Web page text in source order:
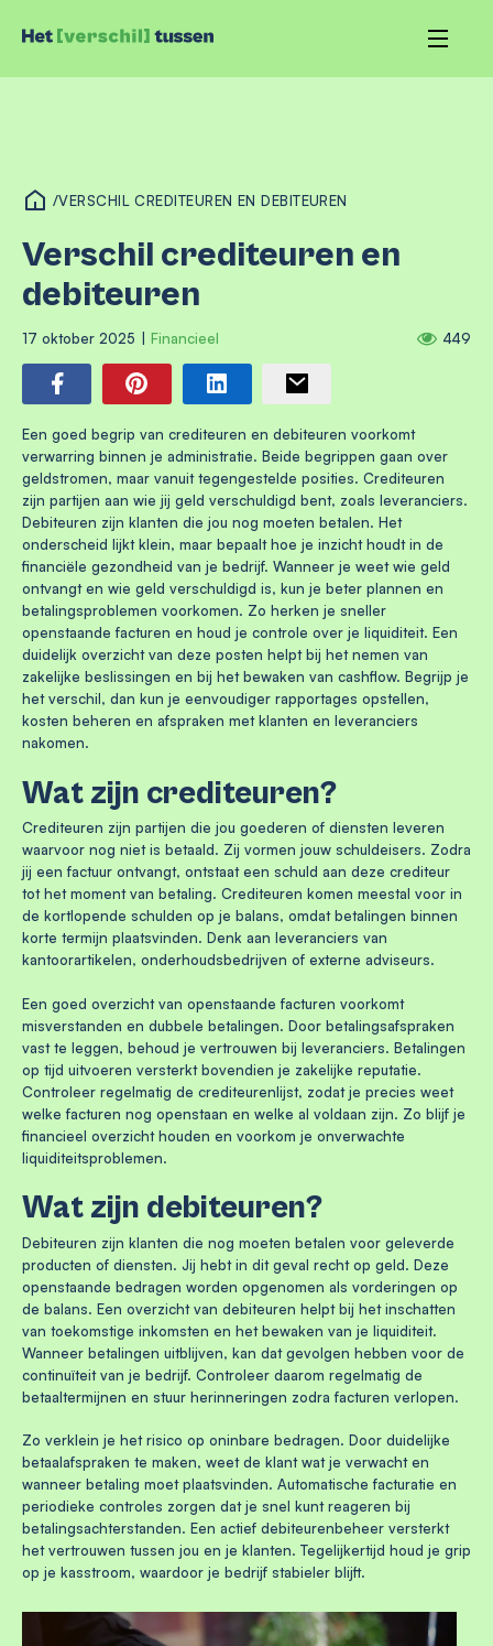
/VERSCHIL CREDITEUREN EN DEBITEUREN
Verschil crediteuren en
debiteuren
17 oktober 2025 Financieel 449
Een goed begrip van crediteuren en debiteuren voorkomt
verwarring binnen je administratie. Beide begrippen gaan over
geldstromen, maar vanuit tegengestelde posities. Crediteuren
zijn partijen aan wie jij geld verschuldigd bent, zoals leveranciers.
Debiteuren zijn klanten die jou nog moeten betalen. Het
onderscheid lijkt klein, maar bepaalt hoe je inzicht houdt in de
financiële gezondheid van je bedrijf. Wanneer je weet wie geld
ontvangt en wie geld verschuldigd is, kun je beter plannen en
betalingsproblemen voorkomen. Zo herken je sneller
openstaande facturen en houd je controle over je liquiditeit. Een
duidelijk overzicht van deze posten helpt bij het nemen van
zakelijke beslissingen en bij het bewaken van cashflow. Begrijp je
het verschil, dan kun je eenvoudiger rapportages opstellen,
kosten beheren en afspraken met klanten en leveranciers
nakomen.
Wat zijn crediteuren?
Crediteuren zijn partijen die jou goederen of diensten leveren
waarvoor nog niet is betaald. Zij vormen jouw schuldeisers. Zodra
jij een factuur ontvangt, ontstaat een schuld aan deze crediteur
tot het moment van betaling. Crediteuren komen meestal voor in
de kortlopende schulden op je balans, omdat betalingen binnen
korte termijn plaatsvinden. Denk aan leveranciers van
kantoorartikelen, onderhoudsbedrijven of externe adviseurs.
Een goed overzicht van openstaande facturen voorkomt
misverstanden en dubbele betalingen. Door betalingsafspraken
vast te leggen, behoud je vertrouwen bij leveranciers. Betalingen
op tijd uitvoeren versterkt bovendien je zakelijke reputatie.
Controleer regelmatig de crediteurenlijst, zodat je precies weet
welke facturen nog openstaan en welke al voldaan zijn. Zo blijf je
financieel overzicht houden en voorkom je onverwachte
liquiditeitsproblemen.
Wat zijn debiteuren?
Debiteuren zijn klanten die nog moeten betalen voor geleverde
producten of diensten. Jij hebt in dit geval recht op geld. Deze
openstaande bedragen worden opgenomen als vorderingen op
de balans. Een overzicht van debiteuren helpt bij het inschatten
van toekomstige inkomsten en het bewaken van je liquiditeit.
Wanneer betalingen uitblijven, kan dat gevolgen hebben voor de
continuïteit van je bedrijf. Controleer daarom regelmatig de
betaaltermijnen en stuur herinneringen zodra facturen verlopen.
Zo verklein je het risico op oninbare bedragen. Door duidelijke
betaalafspraken te maken, weet de klant wat je verwacht en
wanneer betaling moet plaatsvinden. Automatische facturatie en
periodieke controles zorgen dat je snel kunt reageren bij
betalingsachterstanden. Een actief debiteurenbeheer versterkt
het vertrouwen tussen jou en je klanten. Tegelijkertijd houd je grip
op je kasstroom, waardoor je bedrijf stabieler blijft.